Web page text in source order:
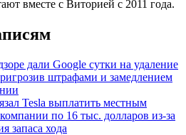
вместе с Виторией с 2011 года.
дали Google сутки на удаление
штрафами и замедлением
Tesla выплатить местным
по 16 тыс. долларов из-за
запаса хода